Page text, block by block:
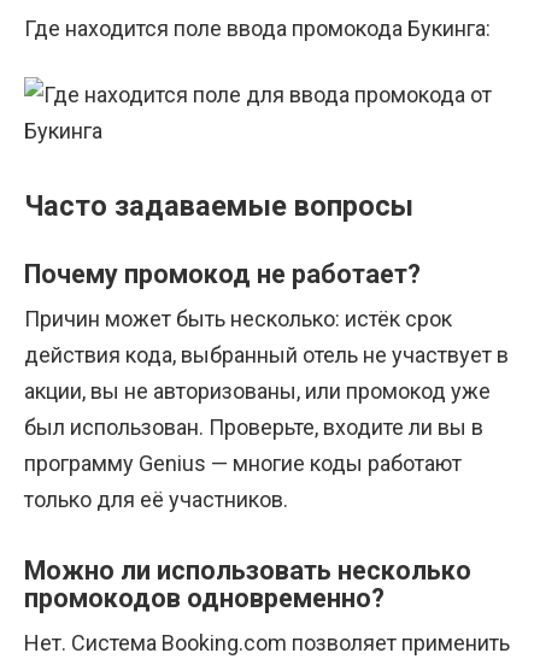
Где находится поле ввода промокода Букинга:
Часто задаваемые вопросы
Почему промокод не работает?
Причин может быть несколько: истёк срок
действия кода, выбранный отель не участвует в
акции, вы не авторизованы, или промокод уже
был использован. Проверьте, входите ли вы в
программу Genius — многие коды работают
только для её участников.
Можно ли использовать несколько
промокодов одновременно?
Нет. Система Booking.com позволяет применить